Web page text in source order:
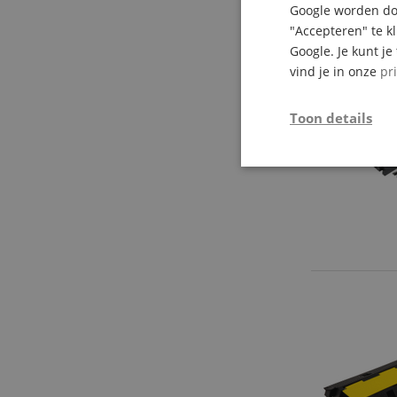
Google worden
"Accepteren" te
Google. Je kunt
vind je in onze
Toon details
Strikt
Strikt
Zonder strikt
Naam